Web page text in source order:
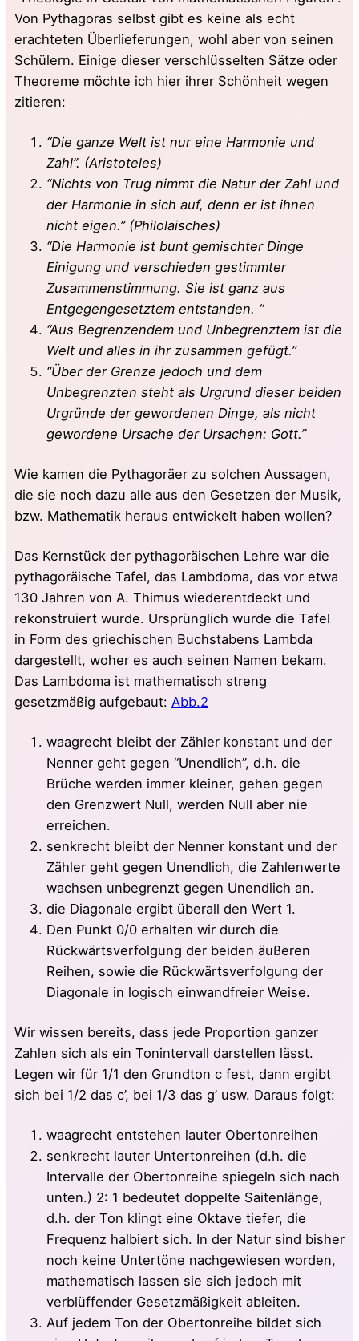
Von Pythagoras selbst gibt es keine als echt
erachteten Überlieferungen, wohl aber von seinen
Schülern. Einige dieser verschlüsselten Sätze oder
Theoreme möchte ich hier ihrer Schönheit wegen
zitieren:
“Die ganze Welt ist nur eine Harmonie und
Zahl”. (Aristoteles)
“Nichts von Trug nimmt die Natur der Zahl und
der Harmonie in sich auf, denn er ist ihnen
nicht eigen.” (Philolaisches)
“Die Harmonie ist bunt gemischter Dinge
Einigung und verschieden gestimmter
Zusammenstimmung. Sie ist ganz aus
Entgegengesetztem entstanden. “
“Aus Begrenzendem und Unbegrenztem ist die
Welt und alles in ihr zusammen gefügt.”
“Über der Grenze jedoch und dem
Unbegrenzten steht als Urgrund dieser beiden
Urgründe der gewordenen Dinge, als nicht
gewordene Ursache der Ursachen: Gott.”
Wie kamen die Pythagoräer zu solchen Aussagen,
die sie noch dazu alle aus den Gesetzen der Musik,
bzw. Mathematik heraus entwickelt haben wollen?
Das Kernstück der pythagoräischen Lehre war die
pythagoräische Tafel, das Lambdoma, das vor etwa
130 Jahren von A. Thimus wiederentdeckt und
rekonstruiert wurde. Ursprünglich wurde die Tafel
in Form des griechischen Buchstabens Lambda
dargestellt, woher es auch seinen Namen bekam.
Das Lambdoma ist mathematisch streng
gesetzmäßig aufgebaut: Abb.2
waagrecht bleibt der Zähler konstant und der
Nenner geht gegen “Unendlich”, d.h. die
Brüche werden immer kleiner, gehen gegen
den Grenzwert Null, werden Null aber nie
erreichen.
senkrecht bleibt der Nenner konstant und der
Zähler geht gegen Unendlich, die Zahlenwerte
wachsen unbegrenzt gegen Unendlich an.
die Diagonale ergibt überall den Wert 1.
Den Punkt 0/0 erhalten wir durch die
Rückwärtsverfolgung der beiden äußeren
Reihen, sowie die Rückwärtsverfolgung der
Diagonale in logisch einwandfreier Weise.
Wir wissen bereits, dass jede Proportion ganzer
Zahlen sich als ein Tonintervall darstellen lässt.
Legen wir für 1/1 den Grundton c fest, dann ergibt
sich bei 1/2 das c’, bei 1/3 das g’ usw. Daraus folgt:
waagrecht entstehen lauter Obertonreihen
senkrecht lauter Untertonreihen (d.h. die
Intervalle der Obertonreihe spiegeln sich nach
unten.) 2: 1 bedeutet doppelte Saitenlänge,
d.h. der Ton klingt eine Oktave tiefer, die
Frequenz halbiert sich. In der Natur sind bisher
noch keine Untertöne nachgewiesen worden,
mathematisch lassen sie sich jedoch mit
verblüffender Gesetzmäßigkeit ableiten.
Auf jedem Ton der Obertonreihe bildet sich